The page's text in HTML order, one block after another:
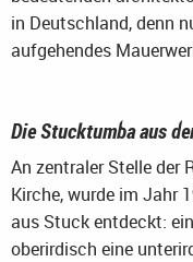
in Deutschland, denn
aufgehendes
Die Stucktumba aus
An zentraler Stelle der
Kirche, wurde im Jahr
aus Stuck entdeckt:
oberirdisch eine